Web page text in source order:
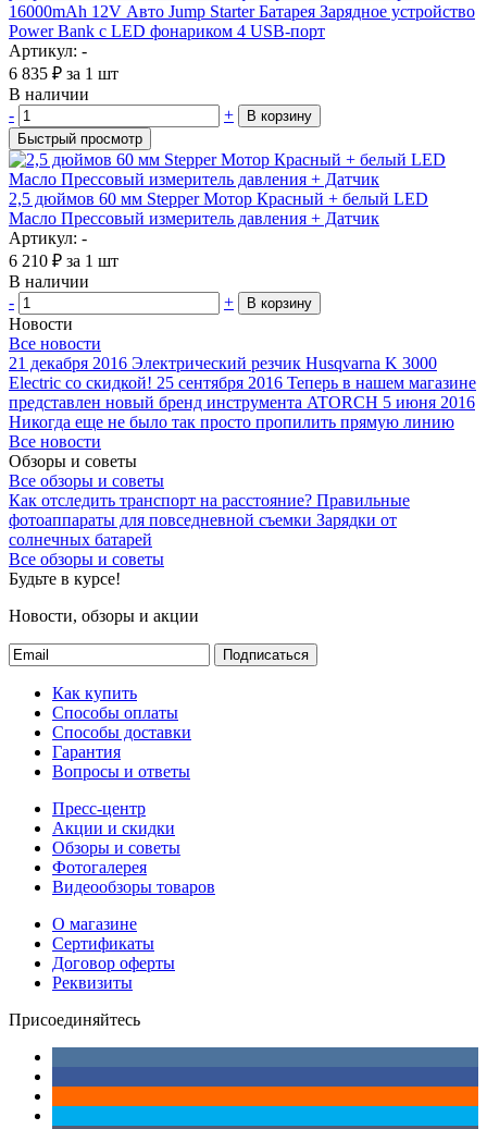
16000mAh 12V Авто Jump Starter Батарея Зарядное устройство
Power Bank с LED фонариком 4 USB-порт
Артикул: -
6 835 ₽ за 1 шт
В наличии
-
+
В корзину
Быстрый просмотр
2,5 дюймов 60 мм Stepper Мотор Красный + белый LED
Масло Прессовый измеритель давления + Датчик
Артикул: -
6 210 ₽ за 1 шт
В наличии
-
+ В корзину
Новости
Все новости
21 декабря 2016 Электрический резчик Husqvarna K 3000
Electric со скидкой! 25 сентября 2016 Теперь в нашем магазине
представлен новый бренд инструмента ATORCH 5 июня 2016
Никогда еще не было так просто пропилить прямую линию
Все новости
Обзоры и советы
Все обзоры и советы
Как отследить транспорт на расстояние? Правильные
фотоаппараты для повседневной съемки Зарядки от
солнечных батарей
Все обзоры и советы
Будьте в курсе!
Новости, обзоры и акции
Подписаться
Как купить
Способы оплаты
Способы доставки
Гарантия
Вопросы и ответы
Пресс-центр
Акции и скидки
Обзоры и советы
Фотогалерея
Видеообзоры товаров
О магазине
Сертификаты
Договор оферты
Реквизиты
Присоединяйтесь